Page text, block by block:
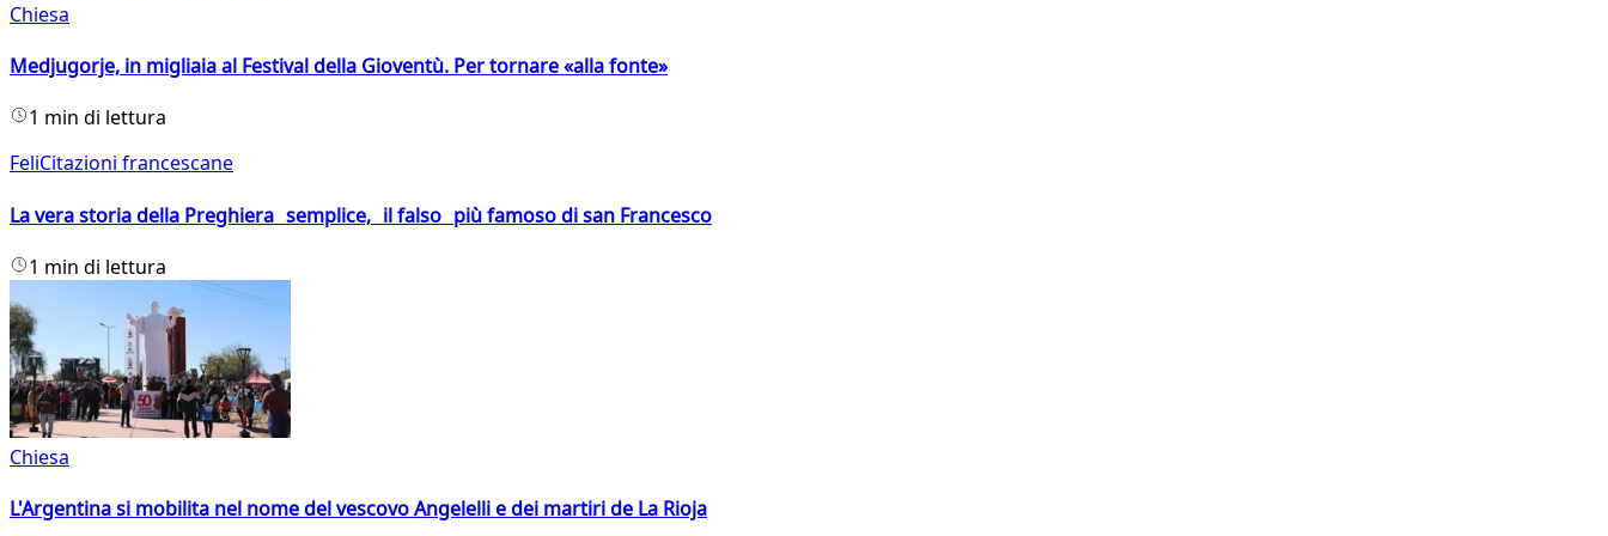
Chiesa
Medjugorje, in migliaia al Festival della Gioventù. Per tornare «alla fonte»
1 min di lettura
FeliCitazioni francescane
La vera storia della Preghiera semplice, il falso più famoso di san Francesco
1 min di lettura
Chiesa
L'Argentina si mobilita nel nome del vescovo Angelelli e dei martiri de La Rioja